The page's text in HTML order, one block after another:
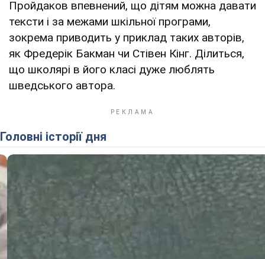
Пройдаков впевнений, що дітям можна давати
тексти і за межами шкільної програми,
зокрема приводить у приклад таких авторів,
як Фредерік Бакман чи Стівен Кінг. Ділиться,
що школярі в його класі дуже люблять
шведського автора.
Головні історії дня